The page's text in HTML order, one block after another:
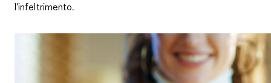
l'infeltrimento.